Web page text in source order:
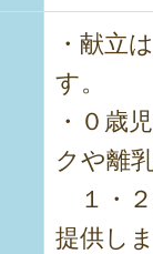
・献立
す。
・０歳
クや離
１・２
提供しま